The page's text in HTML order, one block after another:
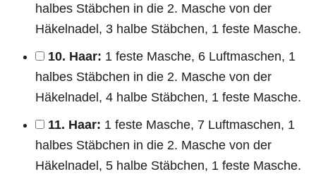
halbes Stäbchen in die 2. Masche von der
Häkelnadel, 3 halbe Stäbchen, 1 feste Masche.
10. Haar: 1 feste Masche, 6 Luftmaschen, 1
halbes Stäbchen in die 2. Masche von der
Häkelnadel, 4 halbe Stäbchen, 1 feste Masche.
11. Haar: 1 feste Masche, 7 Luftmaschen, 1
halbes Stäbchen in die 2. Masche von der
Häkelnadel, 5 halbe Stäbchen, 1 feste Masche.